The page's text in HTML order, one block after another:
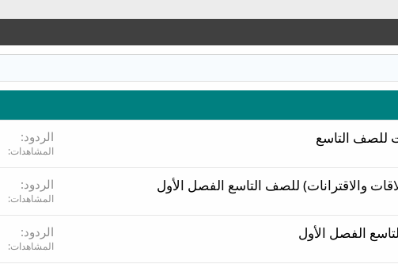
للصف التاسع الردود
المشاهدات
والاقترانات) للصف التاسع الفصل الأول الردود
المشاهدات
الفصل الأول الردود
المشاهدات